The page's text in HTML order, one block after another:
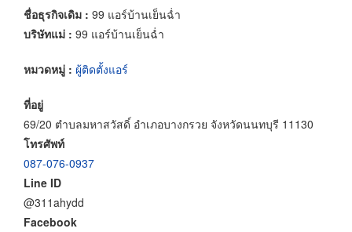
ชื่อธุรกิจเดิม : 99 แอร์บ้านเย็นฉ่ำ
บริษัทแม่ : 99 แอร์บ้านเย็นฉ่ำ
หมวดหมู่ : ผู้ติดตั้งแอร์
ที่อยู่
69/20 ตำบลมหาสวัสดิ์ อำเภอบางกรวย จังหวัดนนทบุรี 11130
โทรศัพท์
087-076-0937
Line ID
@311ahydd
Facebook